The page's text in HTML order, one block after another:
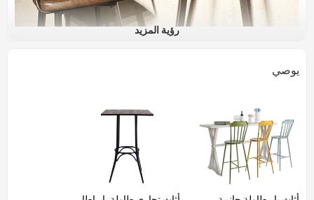
طاولة بار تجارية - # 795BT
رؤية المزيد
يوصي